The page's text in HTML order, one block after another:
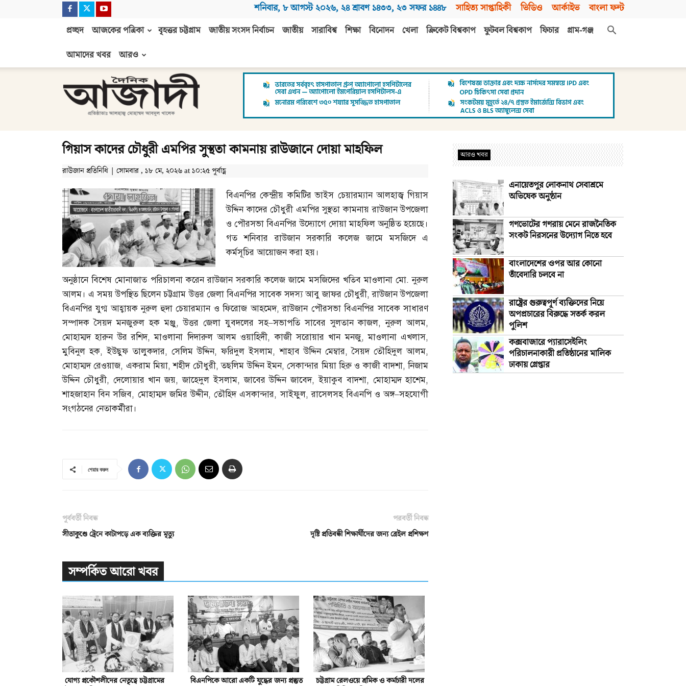
শনিবার, ৮ আগস্ট ২০২৬, ২৪ শ্রাবণ ১৪৩৩, ২৩ সফর ১৪৪৮ সাহিত্য সাপ্তাহিকী ভিডিও আর্কাইভ বাংলা ফন্ট
প্রচ্ছদ আজকের পত্রিকা বৃহত্তর চট্টগ্রাম জাতীয় সংসদ নির্বাচন জাতীয় সারাবিশ্ব শিক্ষা বিনোদন খেলা ক্রিকেট বিশ্বকাপ ফুটবল বিশ্বকাপ ফিচার
গ্রাম-গঞ্জ
আমাদের খবর
আরও
আজাদী
গিয়াস কাদের চৌধুরী এমপির সুস্থতা কামনায় রাউজানে দোয়া মাহফিল
রাউজান প্রতিনিধি | সোমবার , ১৮ মে, ২০২৬ at ১০:২৫ পূর্বাহ্ণ
বিএনপির কেন্দ্রীয় কমিটির ভাইস চেয়ারম্যান আলহাজ্ব গিয়াস
উদ্দিন কাদের চৌধুরী এমপির সুস্থতা কামনায় রাউজান উপজেলা
ও পৌরসভা বিএনপির উদ্যোগে দোয়া মাহফিল অনুষ্ঠিত হয়েছে।
গত শনিবার রাউজান সরকারি কলেজ জামে মসজিদে এ
কর্মসূচির আয়োজন করা হয়।
অনুষ্ঠানে বিশেষ মোনাজাত পরিচালনা করেন রাউজান সরকারি কলেজ জামে মসজিদের খতিব মাওলানা মো.নুরুল
আলম। এ সময় উপস্থিত ছিলেন চট্টগ্রাম উত্তর জেলা বিএনপির সাবেক সদস্য আবু জাফর চৌধুরী,রাউজান উপজেলা
বিএনপির যুগ্ম আহ্বায়ক নুরুল হুদা চেয়ারম্যান ও ফিরোজ আহমেদ,রাউজান পৌরসভা বিএনপির সাবেক সাধারণ
সম্পাদক সৈয়দ মনজুরুল হক মঞ্জু,উত্তর জেলা যুবদলের সহ–সভাপতি সাবের সুলতান কাজল,নুরুল আলম,
মোহাম্মদ হারুন উর রশিদ,মাওলানা দিদারুল আলম ওয়াহিদী,কাজী সরোয়ার খান মনজু,মাওলানা এখলাস,
মুবিনুল হক,ইউছুফ তালুকদার, সেলিম উদ্দিন,ফরিদুল ইসলাম,শাহাব উদ্দিন মেম্বার,সৈয়দ তৌহিদুল আলম,
মোহাম্মদ রেওয়াজ, একরাম মিয়া,শহীদ চৌধুরী,তছলিম উদ্দিন ইমন,সেকান্দার মিয়া হিরু ও কাজী বাদশা,নিজাম
উদ্দিন চৌধুরী, দেলোয়ার খান জয়,জাহেদুল ইসলাম,জাবের উদ্দিন জাবেদ,ইয়াকুব বাদশা, মোহাম্মদ হাশেম,
শাহজাহান বিন সজিব, মোহাম্মদ জমির উদ্দীন,তৌহিদ এসকান্দার,সাইফুল,রাসেলসহ বিএনপি ও অঙ্গ–সহযোগী
সংগঠনের নেতাকর্মীরা।
শেয়ার করুন
পূর্ববর্তী নিবন্ধ
সীতাকুণ্ডে ট্রেনে কাটাপড়ে এক ব্যক্তির মৃত্যু
পরবর্তী নিবন্ধ
দৃষ্টি প্রতিবন্ধী শিক্ষার্থীদের জন্য ব্রেইল প্রশিক্ষণ
সম্পর্কিত আরো খবর
যোগ্য প্রকৌশলীদের নেতৃত্বে চট্টগ্রামের
বিএনপিকে আরো একটি যুদ্ধের জন্য প্রস্তুত
চট্টগ্রাম রেলওয়ে শ্রমিক ও কর্মচারী দলের
আরও খবর
এনায়েতপুর লোকনাথ সেবাশ্রমে
অভিষেক অনুষ্ঠান
গণভোটের গণরায় মেনে রাজনৈতিক
সংকট নিরসনের উদ্যোগ নিতে হবে
বাংলাদেশের ওপর আর কোনো
তাঁবেদারি চলবে না
রাষ্ট্রের গুরুত্বপূর্ণ ব্যক্তিদের নিয়ে
অপপ্রচারের বিরুদ্ধে সতর্ক করল
পুলিশ
কক্সবাজারে প্যারাসেইলিং
পরিচালনাকারী প্রতিষ্ঠানের মালিক
ঢাকায় গ্রেপ্তার